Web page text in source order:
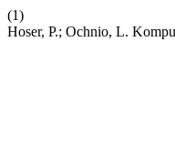
(1)
Hoser, P.; Ochnio, L.